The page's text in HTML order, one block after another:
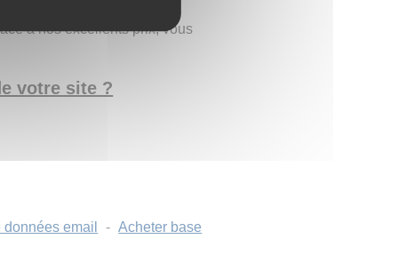
à nos excellents prix, vous
votre site ?
données email - Acheter base